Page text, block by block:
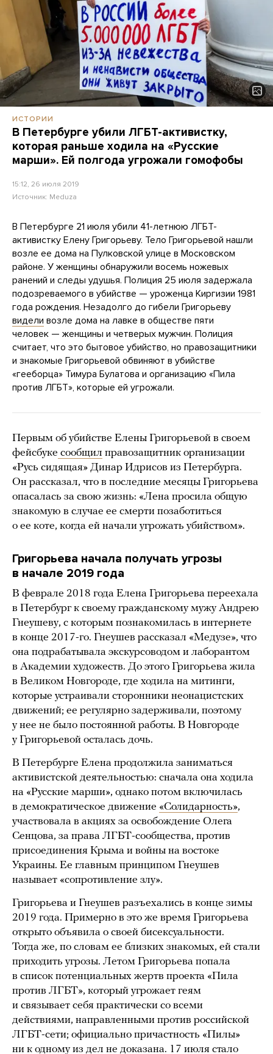
ИСТОРИИ
В Петербурге убили ЛГБТ-активистку,
которая раньше ходила на «Русские
марши». Ей полгода угрожали гомофобы
15:12, 26 июля 2019
Источник: Meduza
В Петербурге 21 июля убили 41-летнюю ЛГБТ-
активистку Елену Григорьеву. Тело Григорьевой нашли
возле ее дома на Пулковской улице в Московском
районе. У женщины обнаружили восемь ножевых
ранений и следы удушья. Полиция 25 июля задержала
подозреваемого в убийстве — уроженца Киргизии 1981
года рождения. Незадолго до гибели Григорьеву
видели возле дома на лавке в обществе пяти
человек — женщины и четверых мужчин. Полиция
считает, что это бытовое убийство, но правозащитники
и знакомые Григорьевой обвиняют в убийстве
«гееборца» Тимура Булатова и организацию «Пила
против ЛГБТ», которые ей угрожали.
Первым об убийстве Елены Григорьевой в своем
фейсбуке сообщил правозащитник организации
«Русь сидящая» Динар Идрисов из Петербурга.
Он рассказал, что в последние месяцы Григорьева
опасалась за свою жизнь: «Лена просила общую
знакомую в случае ее смерти позаботиться
о ее коте, когда ей начали угрожать убийством».
Григорьева начала получать угрозы
в начале 2019 года
В феврале 2018 года Елена Григорьева переехала
в Петербург к своему гражданскому мужу Андрею
Гнеушеву, с которым познакомилась в интернете
в конце 2017-го. Гнеушев рассказал «Медузе», что
она подрабатывала экскурсоводом и лаборантом
в Академии художеств. До этого Григорьева жила
в Великом Новгороде, где ходила на митинги,
которые устраивали сторонники неонацистских
движений; ее регулярно задерживали, поэтому
у нее не было постоянной работы. В Новгороде
у Григорьевой осталась дочь.
В Петербурге Елена продолжила заниматься
активистской деятельностью: сначала она ходила
на «Русские марши», однако потом включилась
в демократическое движение «Солидарность»,
участвовала в акциях за освобождение Олега
Сенцова, за права ЛГБТ-сообщества, против
присоединения Крыма и войны на востоке
Украины. Ее главным принципом Гнеушев
называет «сопротивление злу».
Григорьева и Гнеушев разъехались в конце зимы
2019 года. Примерно в это же время Григорьева
открыто объявила о своей бисексуальности.
Тогда же, по словам ее близких знакомых, ей стали
приходить угрозы. Летом Григорьева попала
в список потенциальных жертв проекта «Пила
против ЛГБТ», который угрожает геям
и связывает себя практически со всеми
действиями, направленными против российской
ЛГБТ-сети; официально причастность «Пилы»
ни к одному из дел не доказана. 17 июля стало